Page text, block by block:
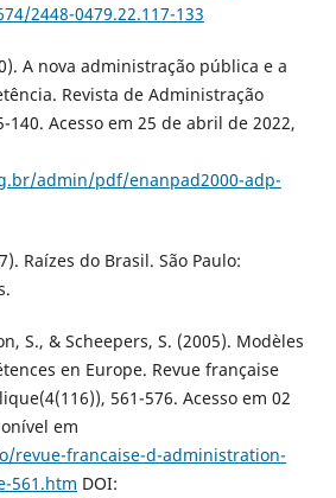
2448-0479.22.117-133
A nova administração pública e a
Revista de Administração
140. Acesso em 25 de abril de 2022,
admin/pdf/enanpad2000-adp-
Raízes do Brasil. São Paulo:
S., & Scheepers, S. (2005). Modèles
en Europe. Revue française
561-576. Acesso em 02
em
revue-francaise-d-administration-
561.htm DOI: